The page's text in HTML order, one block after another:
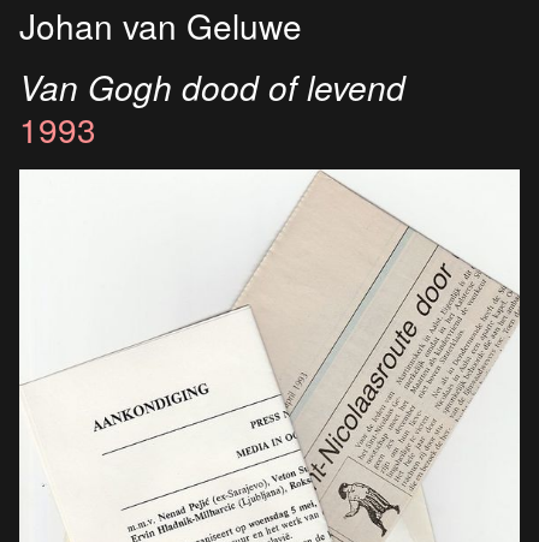
Johan van Geluwe
Van Gogh dood of levend
1993